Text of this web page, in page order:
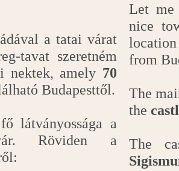
a tatai várat
tavat szeretném
nektek, amely 70
Budapesttől.
látványossága a
Röviden a
Let
nice
from
The
the
The